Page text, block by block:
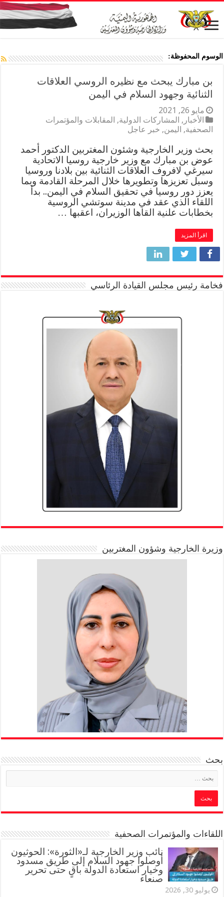
الوسوم المحفوظة:
بن مبارك يبحث مع نظيره الروسي العلاقات
الثنائية وجهود السلام في اليمن
مايو 26, 2021
الأخبار , المشاركات الدولية, المقابلات والمؤتمرات
الصحفية, اليمن, خبر عاجل
بحث وزير الخارجية وشئون المغتربين الدكتور أحمد
عوض بن مبارك مع وزير خارجية روسيا الاتحادية
سيرغي لافروف العلاقات الثنائية بين بلادنا وروسيا
وسبل تعزيزها وتطويرها خلال المرحلة القادمة وبما
يعزز دور روسيا في تحقيق السلام في اليمن.. بدأ
اللقاء الذي عقد في مدينة سوتشي الروسية
بخطابات علنية القاها الوزيران، اعقبها …
اقرأ المزيد
فخامة رئيس مجلس القيادة الرئاسي
وزيرة الخارجية وشؤون المغتربين
بحث
اللقاءات والمؤتمرات الصحفية
‏نائب وزير الخارجية لـ«الثورة»: الحوثيون
أوصلوا جهود السلام إلى طريق مسدود
وخيار استعادة الدولة باقٍ حتى تحرير
صنعاء
يوليو 30, 2026